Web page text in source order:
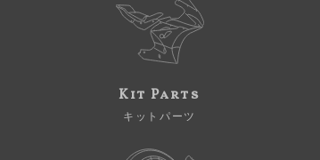
Kit Parts
キットパーツ